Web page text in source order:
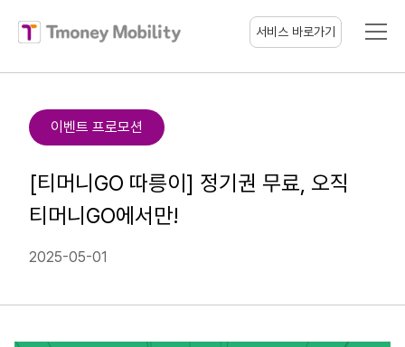
티머니모빌리티 서비스 바로가기
이벤트 프로모션
[티머니GO 따릉이] 정기권 무료, 오직
티머니GO에서만!
2025-05-01